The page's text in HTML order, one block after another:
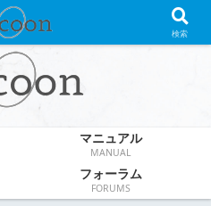
無料テーマ
マニュアル
MANUAL
フォーラム
FORUMS
検索